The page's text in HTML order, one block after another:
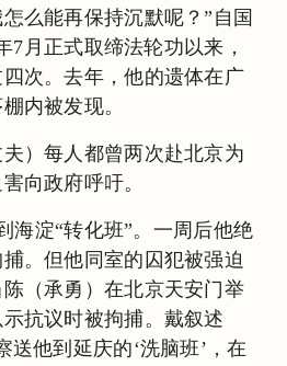
么能再保持沉默呢？”自国
7月正式取缔法轮功以来，
次。去年，他的遗体在广
内被发现。
）每人都曾两次赴北京为
向政府呼吁。
海淀“转化班”。一周后他绝
。但他同室的囚犯被强迫
（承勇）在北京天安门举
抗议时被拘捕。戴叙述
送他到延庆的‘洗脑班’，在